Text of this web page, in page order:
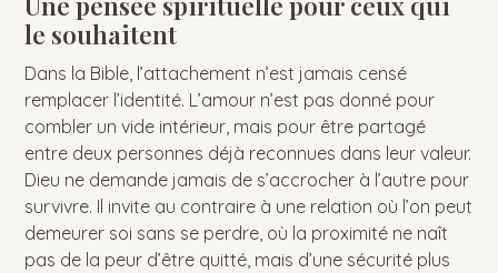
le souhaitent
Dans la Bible, l’attachement n’est jamais censé
remplacer l’identité. L’amour n’est pas donné pour
combler un vide intérieur, mais pour être partagé
entre deux personnes déjà reconnues dans leur valeur.
Dieu ne demande jamais de s’accrocher à l’autre pour
survivre. Il invite au contraire à une relation où l’on peut
demeurer soi sans se perdre, où la proximité ne naît
pas de la peur d’être quitté, mais d’une sécurité plus